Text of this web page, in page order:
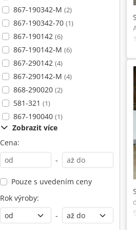
867-190342-M (2)
867-190342-70 (1)
867-190142 (6)
867-190142-M (6)
867-290142 (4)
867-290142-M (4)
868-290020 (2)
581-321 (1)
867-190040 (1)
Zobrazit více
Cena:
-
Pouze s uvedením ceny
Rok výroby:
-